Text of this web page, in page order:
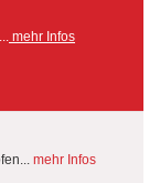
mehr Infos
mehr Infos